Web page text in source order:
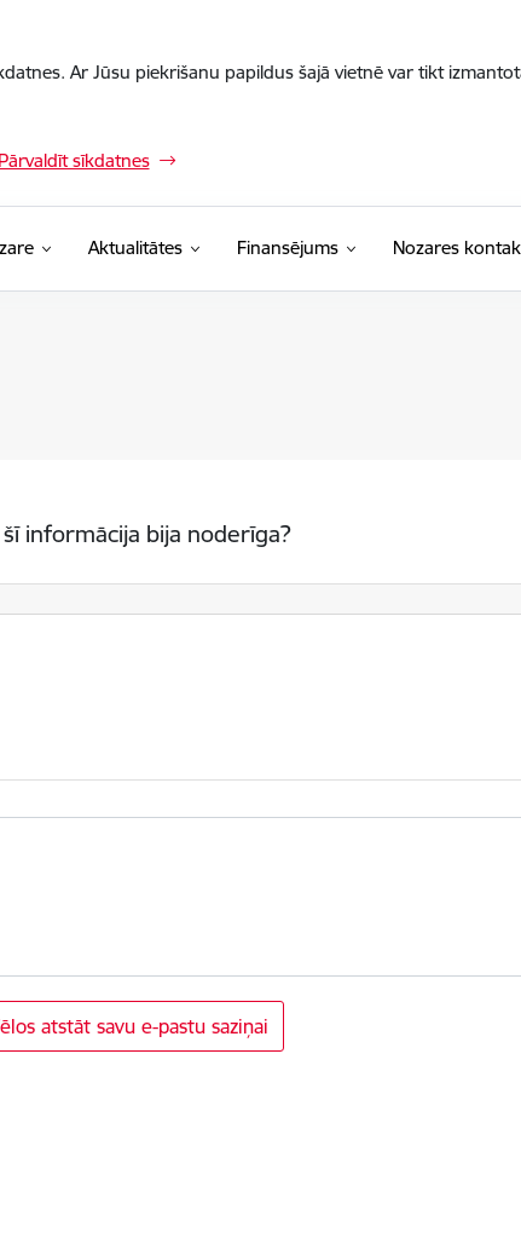
Ar Jūsu piekrišanu papildus šajā vietnē var tikt
Pārvaldīt sīkdatnes
Aktualitātes Finansējums Nozares
šī informācija bija noderīga?
atstāt savu e-pastu saziņai